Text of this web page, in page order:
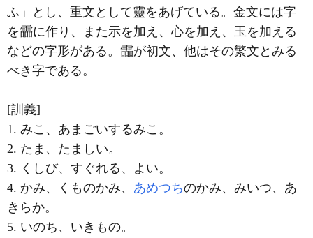
ふ」とし、重文として靈をあげている。金文には字
を
に作り、また示を加え、心を加え、玉を加える
などの字形がある。
が初文、他はその繁文とみる
べき字である。
[訓義]
1. みこ、あまごいするみこ。
2. たま、たましい。
3. くしび、すぐれる、よい。
4. かみ、くものかみ、 あめつちのかみ、みいつ、あ
きらか。
5. いのち、いきもの。